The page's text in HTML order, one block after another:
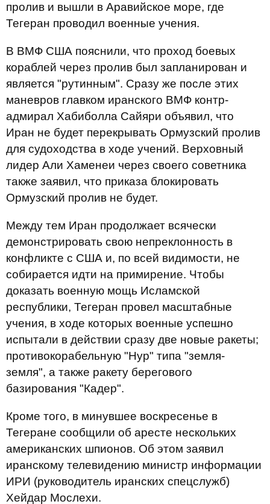
пролив и вышли в Аравийское море, где
Тегеран проводил военные учения.
В ВМФ США пояснили, что проход боевых
кораблей через пролив был запланирован и
является "рутинным". Сразу же после этих
маневров главком иранского ВМФ контр-
адмирал Хабиболла Сайяри объявил, что
Иран не будет перекрывать Ормузский пролив
для судоходства в ходе учений. Верховный
лидер Али Хаменеи через своего советника
также заявил, что приказа блокировать
Ормузский пролив не будет.
Между тем Иран продолжает всячески
демонстрировать свою непреклонность в
конфликте с США и, по всей видимости, не
собирается идти на примирение. Чтобы
доказать военную мощь Исламской
республики, Тегеран провел масштабные
учения, в ходе которых военные успешно
испытали в действии сразу две новые ракеты;
противокорабельную "Нур" типа "земля-
земля", а также ракету берегового
базирования "Кадер".
Кроме того, в минувшее воскресенье в
Тегеране сообщили об аресте нескольких
американских шпионов. Об этом заявил
иранскому телевидению министр информации
ИРИ (руководитель иранских спецслужб)
Хейдар Мослехи.